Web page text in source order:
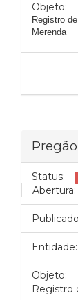
Objeto:
Registro
Merenda
Status:
Abertura:
Entidade:
Objeto:
Registro